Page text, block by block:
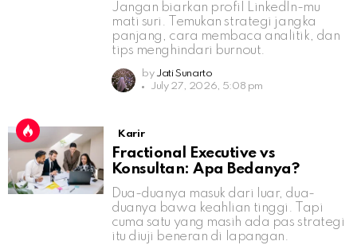
Jangan biarkan profil LinkedIn-mu
mati suri. Temukan strategi jangka
panjang, cara membaca analitik, dan
tips menghindari burnout.
by Jati Sunarto
July 27, 2026, 5:08 pm
Karir
Fractional Executive vs
Konsultan: Apa Bedanya?
Dua-duanya masuk dari luar, dua-
duanya bawa keahlian tinggi. Tapi
cuma satu yang masih ada pas strategi
itu diuji beneran di lapangan.